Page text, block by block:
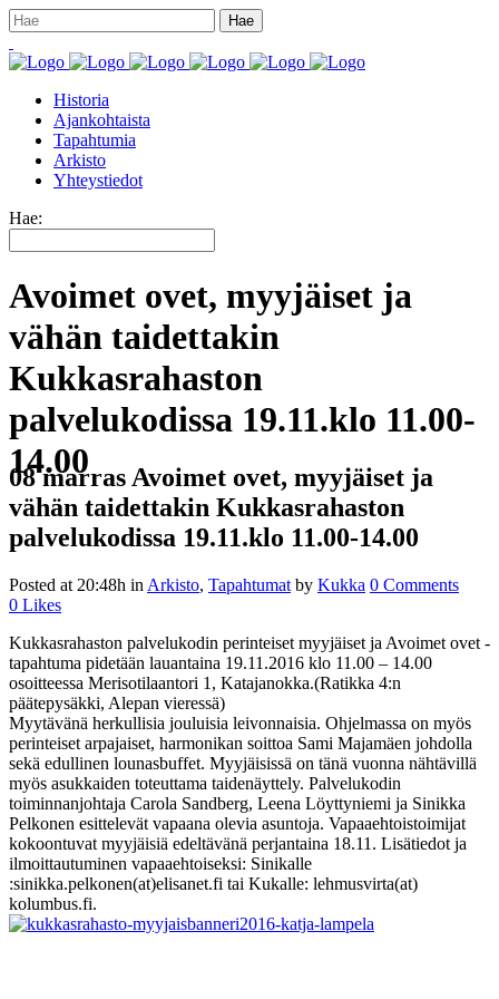
Historia
Ajankohtaista
Tapahtumia
Arkisto
Yhteystiedot
Hae:
Avoimet ovet, myyjäiset ja
vähän taidettakin
Kukkasrahaston
palvelukodissa 19.11.klo 11.00-
14.00
08 marrasAvoimet ovet, myyjäiset ja
vähän taidettakin Kukkasrahaston
palvelukodissa 19.11.klo 11.00-14.00
Posted at 20:48h in Arkisto, Tapahtumat by Kukka 0 Comments
0 Likes
Kukkasrahaston palvelukodin perinteiset myyjäiset ja Avoimet ovet -
tapahtuma pidetään lauantaina 19.11.2016 klo 11.00 – 14.00
osoitteessa Merisotilaantori 1, Katajanokka.(Ratikka 4:n
päätepysäkki, Alepan vieressä)
Myytävänä herkullisia jouluisia leivonnaisia. Ohjelmassa on myös
perinteiset arpajaiset, harmonikan soittoa Sami Majamäen johdolla
sekä edullinen lounasbuffet. Myyjäisissä on tänä vuonna nähtävillä
myös asukkaiden toteuttama taidenäyttely. Palvelukodin
toiminnanjohtaja Carola Sandberg, Leena Löyttyniemi ja Sinikka
Pelkonen esittelevät vapaana olevia asuntoja. Vapaaehtoistoimijat
kokoontuvat myyjäisiä edeltävänä perjantaina 18.11. Lisätiedot ja
ilmoittautuminen vapaaehtoiseksi: Sinikalle
:sinikka.pelkonen(at)elisanet.fi tai Kukalle: lehmusvirta(at)
kolumbus.fi.